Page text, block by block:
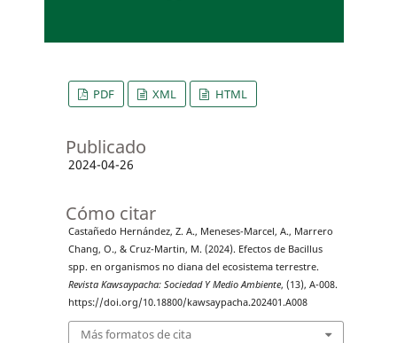
PDF XML HTML
Publicado
2024-04-26
Cómo citar
Castañedo Hernández, Z. A., Meneses-Marcel, A., Marrero
Chang, O., & Cruz-Martin, M. (2024). Efectos de Bacillus
spp. en organismos no diana del ecosistema terrestre.
Revista Kawsaypacha: Sociedad Y Medio Ambiente, (13), A-008.
https://doi.org/10.18800/kawsaypacha.202401.A008
Más formatos de cita